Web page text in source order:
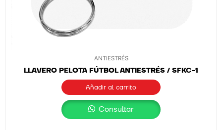
ANTIESTRÉS
LLAVERO PELOTA FÚTBOL ANTIESTRÉS / SFKC-1
Añadir al carrito
Consultar